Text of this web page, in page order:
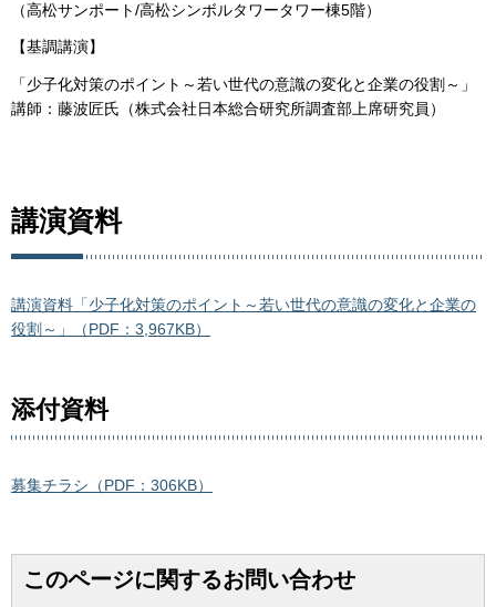
（高松サンポート/高松シンボルタワータワー棟5階）
【基調講演】
「少子化対策のポイント～若い世代の意識の変化と企業の役割～」
講師：藤波匠氏（株式会社日本総合研究所調査部上席研究員）
講演資料
講演資料「少子化対策のポイント～若い世代の意識の変化と企業の
役割～」（PDF：3,967KB）
添付資料
募集チラシ（PDF：306KB）
このページに関するお問い合わせ